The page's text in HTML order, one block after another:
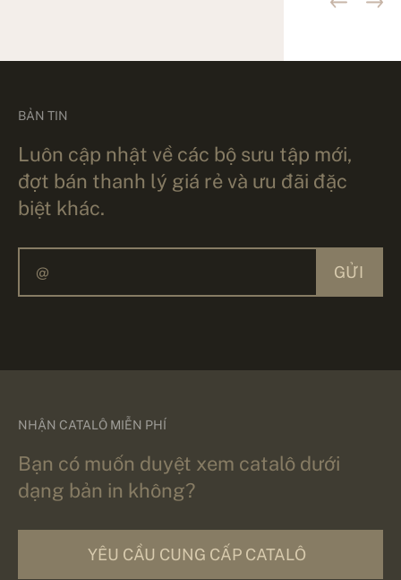
BẢN TIN
Luôn cập nhật về các bộ sưu tập mới,
đợt bán thanh lý giá rẻ và ưu đãi đặc
biệt khác.
GỬI
NHẬN CATALÔ MIỄN PHÍ
Bạn có muốn duyệt xem catalô dưới
dạng bản in không?
YÊU CẦU CUNG CẤP CATALÔ